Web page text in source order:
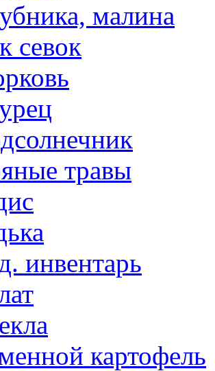
малина
севок
травы
инвентарь
картофель